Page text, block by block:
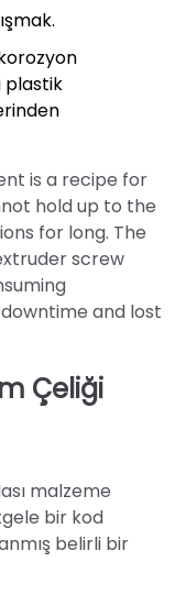
plastik
is a recipe for
hold up to the
for long. The
screw
and lost
Çeliği
malzeme
bir kod
belirli bir